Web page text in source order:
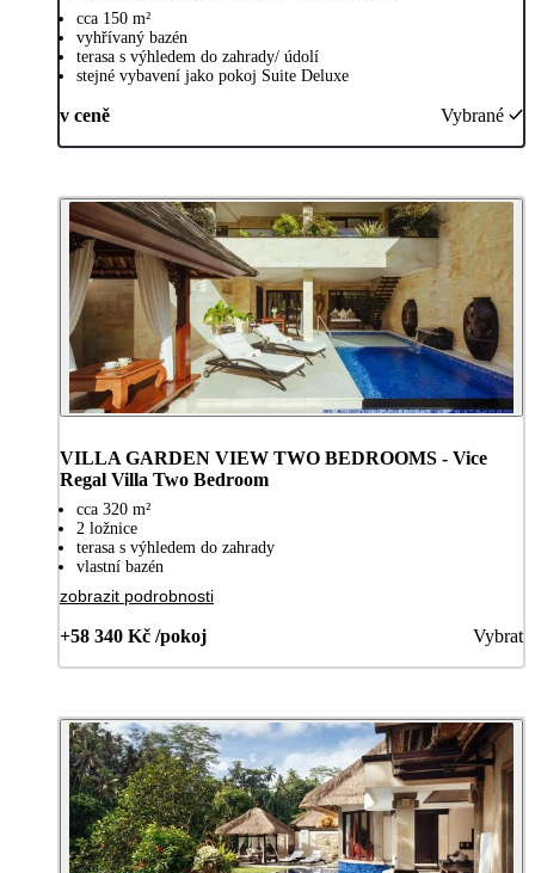
cca 150 m²
vyhřívaný bazén
terasa s výhledem do zahrady/ údolí
stejné vybavení jako pokoj Suite Deluxe
v ceně Vybrané
VILLA GARDEN VIEW TWO BEDROOMS - Vice
Regal Villa Two Bedroom
cca 320 m²
2 ložnice
terasa s výhledem do zahrady
vlastní bazén
zobrazit podrobnosti
+58 340 Kč /pokoj Vybrat